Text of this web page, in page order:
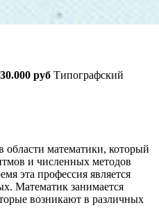
руб Типографский
математики, который
и численных методов
эта профессия является
Математик занимается
возникают в различных